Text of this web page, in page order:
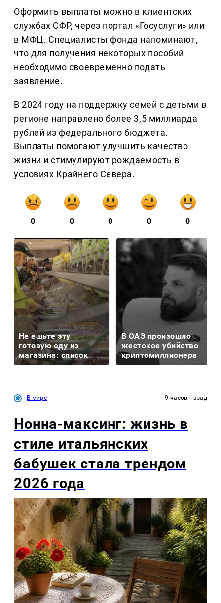
Оформить выплаты можно в клиентских
службах СФР, через портал «Госуслуги» или
в МФЦ. Специалисты фонда напоминают,
что для получения некоторых пособий
необходимо своевременно подать
заявление.
В 2024 году на поддержку семей с детьми в
регионе направлено более 3,5 миллиарда
рублей из федерального бюджета.
Выплаты помогают улучшить качество
жизни и стимулируют рождаемость в
условиях Крайнего Севера.
0 0 0 0 0
Не ешьте эту
готовую еду из
магазина: список
В ОАЭ произошло
жестокое убийство
криптомиллионера
В мире 9 часов назад
Нонна-максинг: жизнь в
стиле итальянских
бабушек стала трендом
2026 года